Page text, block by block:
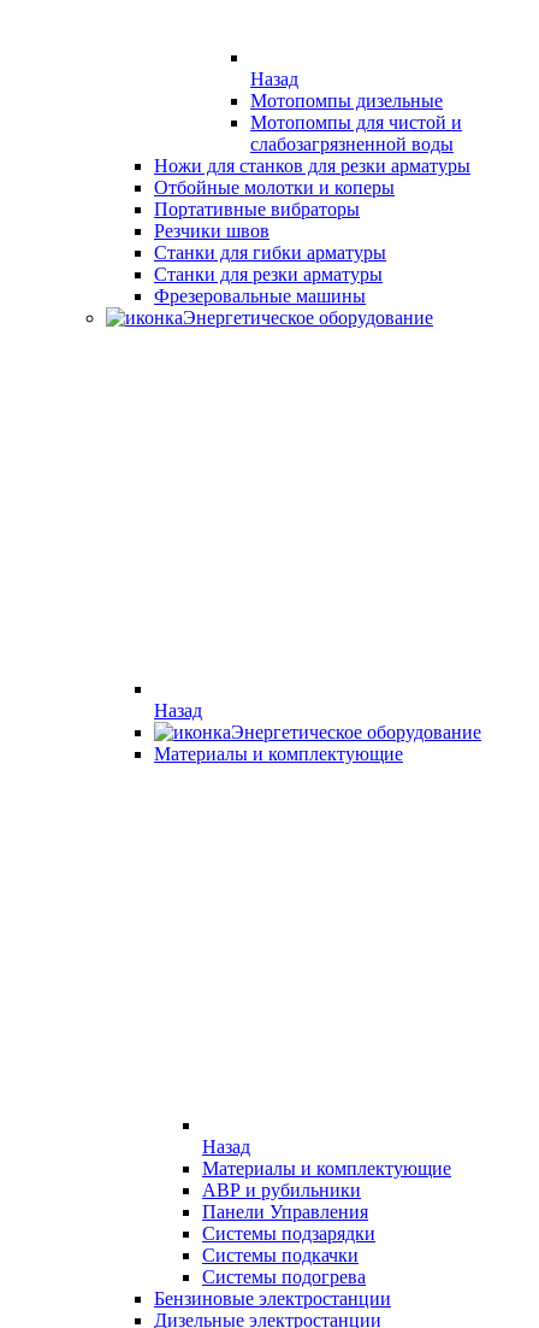
Назад
Мотопомпы дизельные
Мотопомпы для чистой и
слабозагрязненной воды
Ножи для станков для резки арматуры
Отбойные молотки и коперы
Портативные вибраторы
Резчики швов
Станки для гибки арматуры
Станки для резки арматуры
Фрезеровальные машины
Энергетическое оборудование
Назад
Энергетическое оборудование
Материалы и комплектующие
Назад
Материалы и комплектующие
АВР и рубильники
Панели Управления
Системы подзарядки
Системы подкачки
Системы подогрева
Бензиновые электростанции
Дизельные электростанции